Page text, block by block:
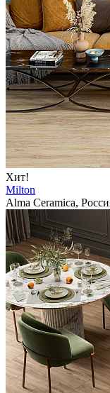
Хит!
Milton
Alma Ceramica,